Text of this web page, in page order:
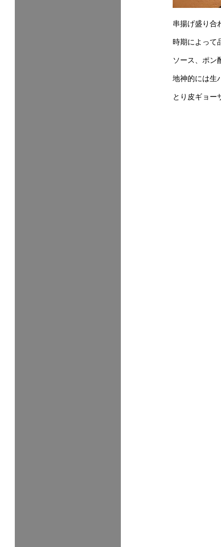
串揚げ盛り合
時期によって
ソース、ポン
地神的には生
とり皮ギョー